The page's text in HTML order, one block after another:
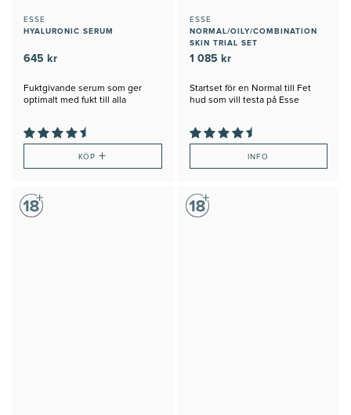
ESSE
HYALURONIC SERUM
645 kr
Fuktgivande serum som ger
optimalt med fukt till alla
KÖP+
ESSE
NORMAL/OILY/COMBINATION
SKIN TRIAL SET
1 085 kr
Startset för en Normal till Fet
hud som vill testa på Esse
INFO